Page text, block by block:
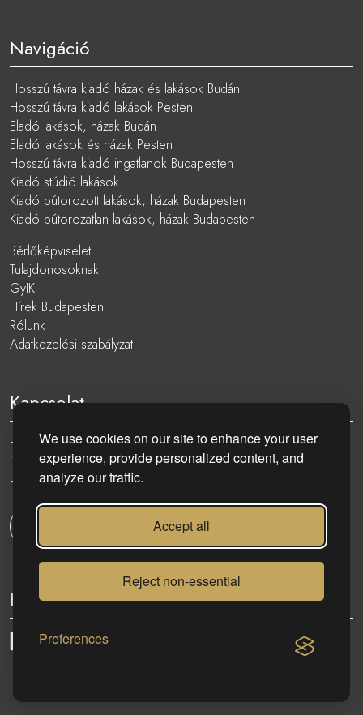
We use cookies on our site to enhance your user
experience, provide personalized content, and
analyze our traffic.
Accept all
Reject non-essential
Preferences
Navigáció
Hosszú távra kiadó házak és lakások Budán
Hosszú távra kiadó lakások Pesten
Eladó lakások, házak Budán
Eladó lakások és házak Pesten
Hosszú távra kiadó ingatlanok Budapesten
Kiadó stúdió lakások
Kiadó bútorozott lakások, házak Budapesten
Kiadó bútorozatlan lakások, házak Budapesten
Bérlőképviselet
Tulajdonosoknak
GyIK
Hírek Budapesten
Rólunk
Adatkezelési szabályzat
Kapcsolat
Hungary, 1051 Budapest, Nádor utca 19.
info@eurocenter.hu
+36 20 919 0005
Kövess minket: